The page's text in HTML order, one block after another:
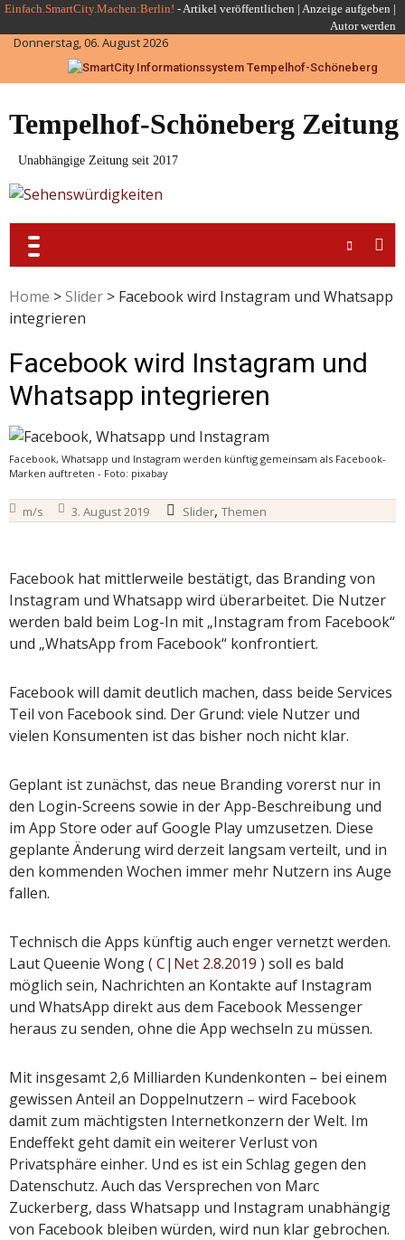
Skip
to
content
Einfach.SmartCity.Machen:Berlin! -Artikel veröffentlichen | Anzeige aufgeben |
Autor werden
Donnerstag, 06. August 2026
Tempelhof-Schöneberg Zeitung
Unabhängige Zeitung seit 2017
Home >Slider > Facebook wird Instagram und Whatsapp
integrieren
Facebook wird Instagram und
Whatsapp integrieren
Facebook, Whatsapp und Instagram werden künftig gemeinsam als Facebook-
Marken auftreten - Foto: pixabay
m/s 3. August 2019 Slider, Themen
Facebook hat mittlerweile bestätigt, das Branding von
Instagram und Whatsapp wird überarbeitet. Die Nutzer
werden bald beim Log-In mit „Instagram from Facebook“
und „WhatsApp from Facebook“ konfrontiert.
Facebook will damit deutlich machen, dass beide Services
Teil von Facebook sind. Der Grund: viele Nutzer und
vielen Konsumenten ist das bisher noch nicht klar.
Geplant ist zunächst, das neue Branding vorerst nur in
den Login-Screens sowie in der App-Beschreibung und
im App Store oder auf Google Play umzusetzen. Diese
geplante Änderung wird derzeit langsam verteilt, und in
den kommenden Wochen immer mehr Nutzern ins Auge
fallen.
Technisch die Apps künftig auch enger vernetzt werden.
Laut Queenie Wong ( C|Net 2.8.2019 ) soll es bald
möglich sein, Nachrichten an Kontakte auf Instagram
und WhatsApp direkt aus dem Facebook Messenger
heraus zu senden, ohne die App wechseln zu müssen.
Mit insgesamt 2,6 Milliarden Kundenkonten – bei einem
gewissen Anteil an Doppelnutzern – wird Facebook
damit zum mächtigsten Internetkonzern der Welt. Im
Endeffekt geht damit ein weiterer Verlust von
Privatsphäre einher. Und es ist ein Schlag gegen den
Datenschutz. Auch das Versprechen von Marc
Zuckerberg, dass Whatsapp und Instagram unabhängig
von Facebook bleiben würden, wird nun klar gebrochen.